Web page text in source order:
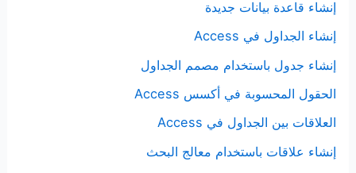
إنشاء قاعدة بيانات جديدة
إنشاء الجداول في Access
إنشاء جدول باستخدام مصمم الجداول
الحقول المحسوبة في أكسس Access
العلاقات بين الجداول في Access
إنشاء علاقات باستخدام معالج البحث